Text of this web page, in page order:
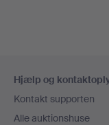
Hjælp og
Kontakt supporten
Alle auktionshuse